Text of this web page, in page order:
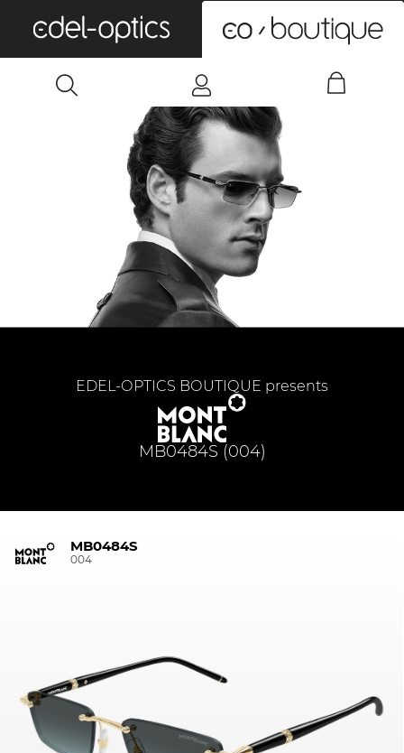
MB0484S (004)
EDEL-OPTICS BOUTIQUE presents
MB0484S
004